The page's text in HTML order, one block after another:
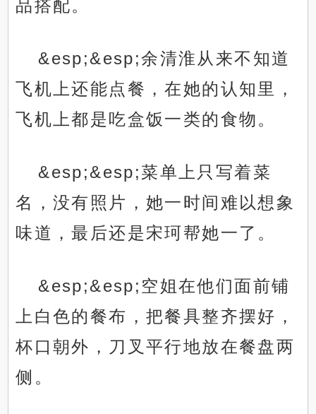
品搭配。
&esp;&esp;余清淮从来不知道
飞机上还能点餐，在她的认知里，
飞机上都是吃盒饭一类的食物。
&esp;&esp;菜单上只写着菜
名，没有照片，她一时间难以想象
味道，最后还是宋珂帮她一了。
&esp;&esp;空姐在他们面前铺
上白色的餐布，把餐具整齐摆好，
杯口朝外，刀叉平行地放在餐盘两
侧。